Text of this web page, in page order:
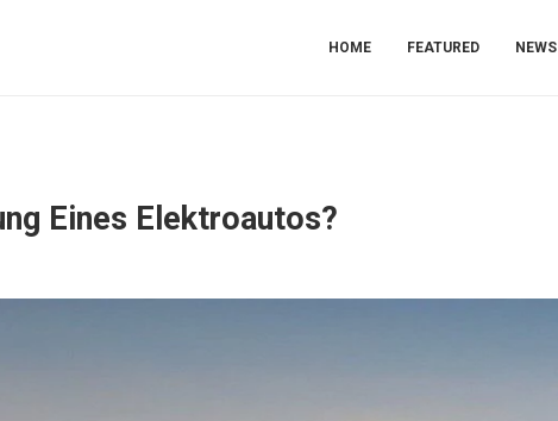
HOME FEATURED NEWS
Eines Elektroautos?